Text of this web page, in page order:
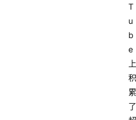
T
u
b
e
上
积
累
了